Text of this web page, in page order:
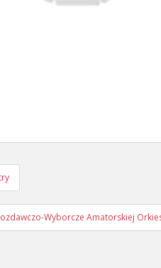
Wyborcze Amatorskiej